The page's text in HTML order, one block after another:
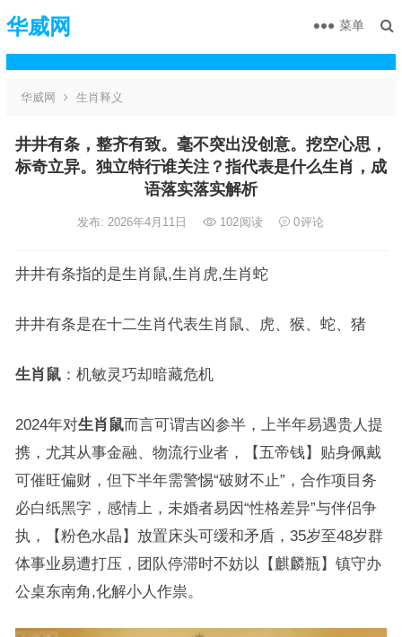
华威网 菜单
华威网 生肖释义
井井有条，整齐有致。毫不突出没创意。挖空心思，
标奇立异。独立特行谁关注？指代表是什么生肖，成
语落实落实解析
发布: 2026年4月11日 102阅读 0评论
井井有条指的是生肖鼠,生肖虎,生肖蛇
井井有条是在十二生肖代表生肖鼠、虎、猴、蛇、猪
生肖鼠：机敏灵巧却暗藏危机
2024年对生肖鼠而言可谓吉凶参半，上半年易遇贵人提
携，尤其从事金融、物流行业者，【五帝钱】贴身佩戴
可催旺偏财，但下半年需警惕“破财不止”，合作项目务
必白纸黑字，感情上，未婚者易因“性格差异”与伴侣争
执，【粉色水晶】放置床头可缓和矛盾，35岁至48岁群
体事业易遭打压，团队停滞时不妨以【麒麟瓶】镇守办
公桌东南角,化解小人作祟。